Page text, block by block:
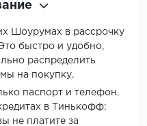
Шоурумах в рассрочку
быстро и удобно,
распределить
на покупку.
паспорт и телефон.
в Тинькофф:
не платите за